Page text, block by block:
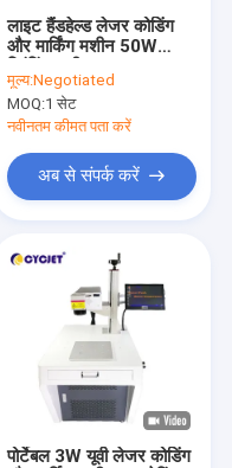
लाइट हैंडहेल्ड लेजर कोडिंग
और मार्किंग मशीन 50W
मूल्य:Negotiated
MOQ:1 सेट
नवीनतम कीमत पता करें
अब से संपर्क करें
पोर्टेबल 3W यूवी लेजर कोडिंग